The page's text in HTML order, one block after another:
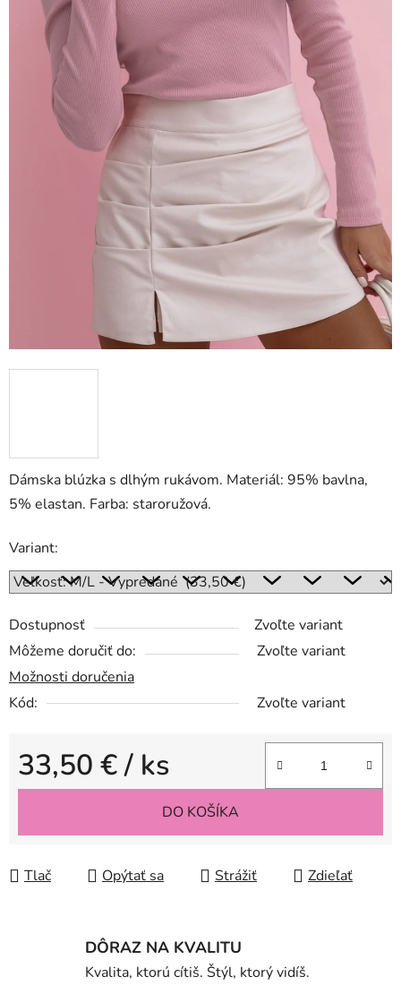
Dámska blúzka s dlhým rukávom. Materiál: 95% bavlna,
5% elastan. Farba: staroružová.
Variant:
Dostupnosť
Zvoľte variant
Môžeme doručiť do:
Zvoľte variant
Možnosti doručenia
Kód:
Zvoľte variant
33,50 €/ ks
Jednotková cena:
DO KOŠÍKA
Tlač Opýtať sa Strážiť Zdieľať
DÔRAZ NA KVALITU
Kvalita, ktorú cítiš. Štýl, ktorý vidíš.